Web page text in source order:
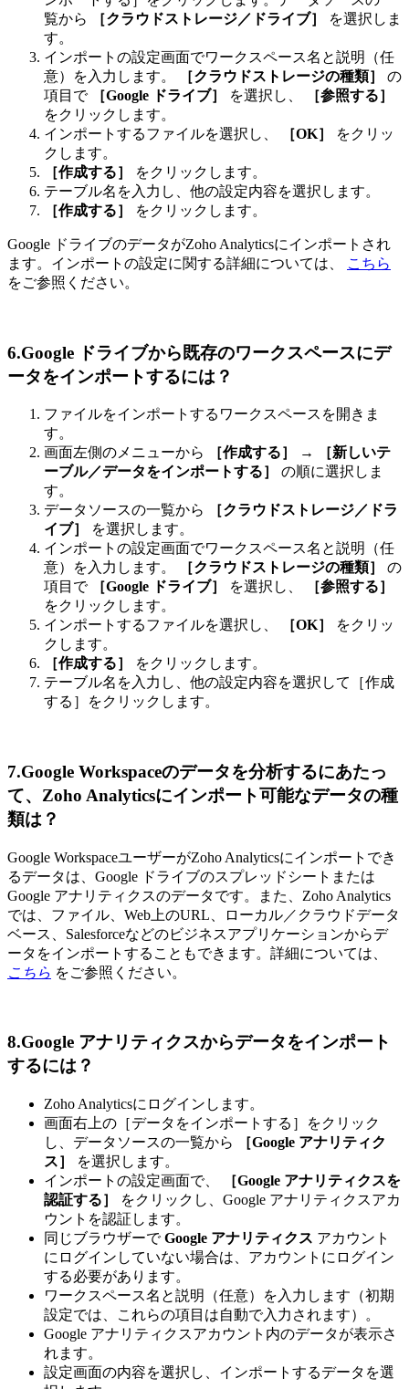
覧から
［クラウドストレージ／ドライブ］
を選択しま
す。
インポートの設定画面でワークスペース名と説明（任
意）を入力します。
［クラウドストレージの種類］ の
項目で
［Google ドライブ］ を選択し、
［参照する］
をクリックします。
インポートするファイルを選択し、
［OK］
をクリッ
クします。
［作成する］
をクリックします。
テーブル名を入力し、他の設定内容を選択します。
［作成する］
をクリックします。
Google ドライブのデータがZoho Analyticsにインポートされ
ます。インポートの設定に関する詳細については、
こちら
をご参照ください。
6.Google ドライブから既存のワークスペースにデ
ータをインポートするには？
ファイルをインポートするワークスペースを開きま
す。
画面左側のメニューから
［作成する］ →
［新しいテ
ーブル／データをインポートする］ の順に選択しま
す。
データソースの一覧から
［クラウドストレージ／ドラ
イブ］
を選択します。
インポートの設定画面でワークスペース名と説明（任
意）を入力します。
［クラウドストレージの種類］ の
項目で
［Google ドライブ］ を選択し、
［参照する］
をクリックします。
インポートするファイルを選択し、
［OK］
をクリッ
クします。
［作成する］
をクリックします。
テーブル名を入力し、他の設定内容を選択して［作成
する］をクリックします。
7.Google Workspaceのデータを分析するにあたっ
て、Zoho Analyticsにインポート可能なデータの種
類は？
Google WorkspaceユーザーがZoho Analyticsにインポートでき
るデータは、Google ドライブのスプレッドシートまたは
Google アナリティクスのデータです。また、Zoho Analytics
では、ファイル、Web上のURL、ローカル／クラウドデータ
ベース、Salesforceなどのビジネスアプリケーションからデ
ータをインポートすることもできます。詳細については、
こちら をご参照ください。
8.Google アナリティクスからデータをインポート
するには？
Zoho Analyticsにログインします。
画面右上の［データをインポートする］をクリック
し、データソースの一覧から
［Google アナリティク
ス］
を選択します。
インポートの設定画面で、
［Google アナリティクスを
認証する］
をクリックし、Google アナリティクスアカ
ウントを認証します。
同じブラウザーでGoogle アナリティクス アカウント
にログインしていない場合は、アカウントにログイン
する必要があります。
ワークスペース名と説明（任意）を入力します（初期
設定では、これらの項目は自動で入力されます）。
Google アナリティクスアカウント内のデータが表示さ
れます。
設定画面の内容を選択し、インポートするデータを選